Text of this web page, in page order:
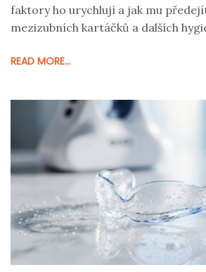
faktory ho urychlují a jak mu
mezizubních kartáčků a dalších
READ MORE...